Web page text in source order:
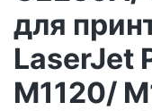
для
LaserJet
M1120/